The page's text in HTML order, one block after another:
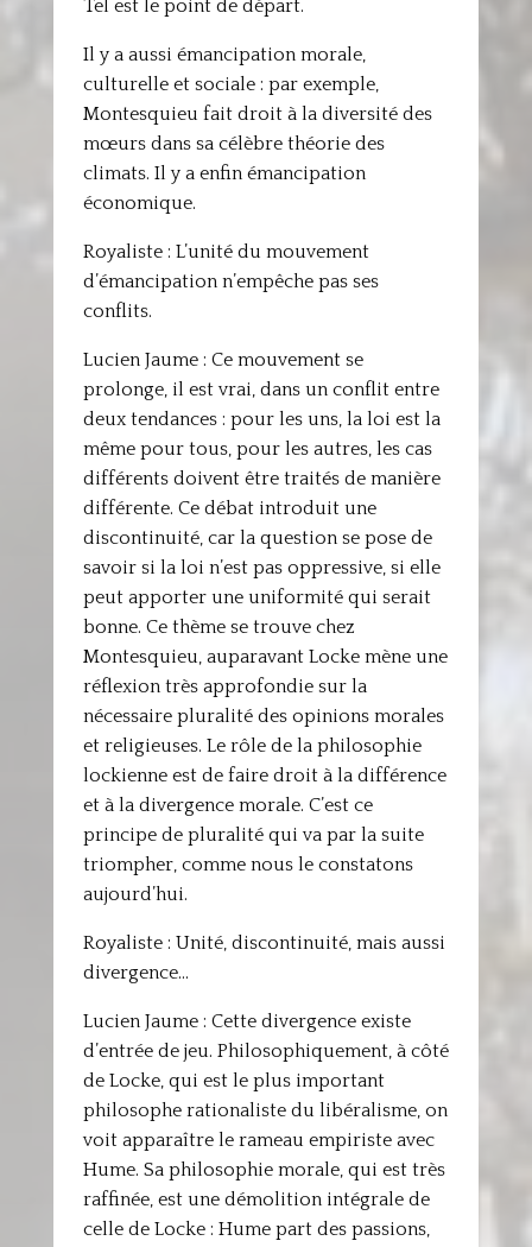
Tel est le point de départ.
Il y a aussi émancipation morale,
culturelle et sociale : par exemple,
Montesquieu fait droit à la diversité des
mœurs dans sa célèbre théorie des
climats. Il y a enfin émancipation
économique.
Royaliste : L’unité du mouvement
d’émancipation n’empêche pas ses
conflits.
Lucien Jaume : Ce mouvement se
prolonge, il est vrai, dans un conflit entre
deux tendances : pour les uns, la loi est la
même pour tous, pour les autres, les cas
différents doivent être traités de manière
différente. Ce débat introduit une
discontinuité, car la question se pose de
savoir si la loi n’est pas oppressive, si elle
peut apporter une uniformité qui serait
bonne. Ce thème se trouve chez
Montesquieu, auparavant Locke mène une
réflexion très approfondie sur la
nécessaire pluralité des opinions morales
et religieuses. Le rôle de la philosophie
lockienne est de faire droit à la différence
et à la divergence morale. C’est ce
principe de pluralité qui va par la suite
triompher, comme nous le constatons
aujourd’hui.
Royaliste : Unité, discontinuité, mais aussi
divergence…
Lucien Jaume : Cette divergence existe
d’entrée de jeu. Philosophiquement, à côté
de Locke, qui est le plus important
philosophe rationaliste du libéralisme, on
voit apparaître le rameau empiriste avec
Hume. Sa philosophie morale, qui est très
raffinée, est une démolition intégrale de
celle de Locke : Hume part des passions,